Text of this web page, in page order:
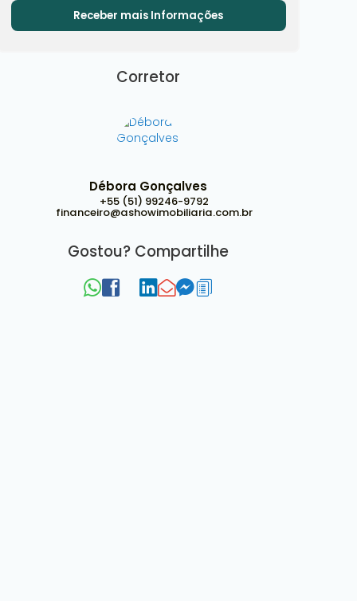
Corretor
Débora Gonçalves
+55 (51) 99246-9792
financeiro@ashowimobiliaria.com.br
Gostou? Compartilhe